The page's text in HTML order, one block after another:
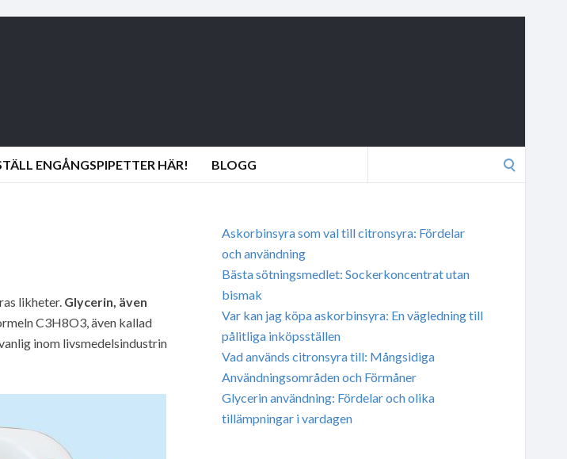
ENGÅNGSPIPETTER HÄR! BLOGG
likheter. Glycerin, även
C3H8O3, även kallad
inom livsmedelsindustrin
Askorbinsyra som val till citronsyra: Fördelar
och användning
Bästa sötningsmedlet: Sockerkoncentrat utan
bismak
Var kan jag köpa askorbinsyra: En vägledning till
pålitliga inköpsställen
Vad används citronsyra till: Mångsidiga
Användningsområden och Förmåner
Glycerin användning: Fördelar och olika
tillämpningar i vardagen